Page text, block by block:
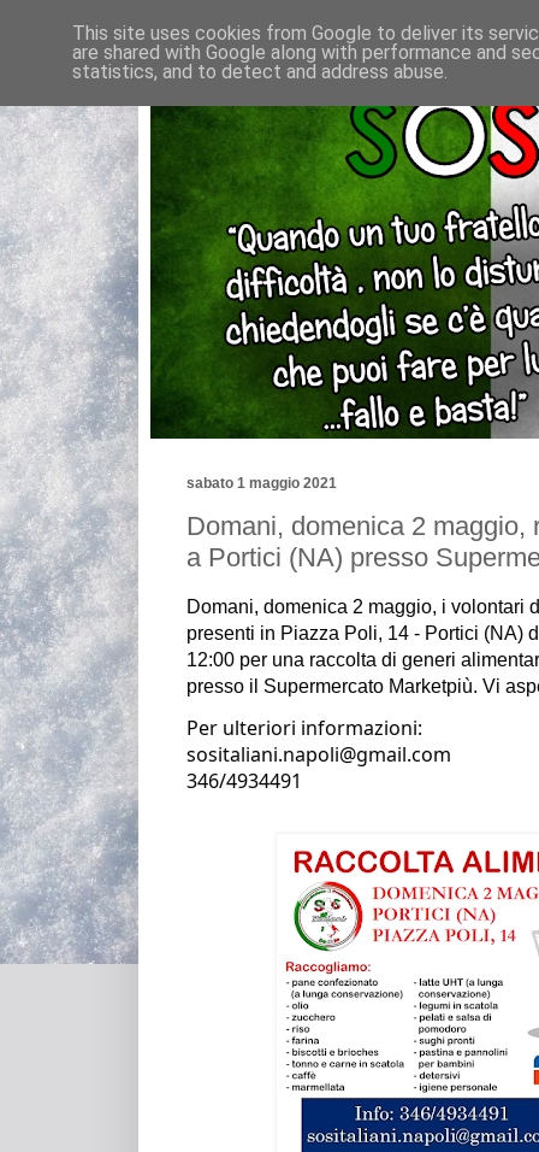
sabato 1 maggio 2021
Domani, domenica 2 maggio,
a Portici (NA) presso
Domani, domenica 2 maggio, i volontari
presenti in Piazza Poli, 14 - Portici (NA)
12:00 per una raccolta di generi
presso il Supermercato Marketpiù. Vi
Per ulteriori informazioni:
sositaliani.napoli@gmail.com
346/4934491
This site uses cookies from Google to deliver its
are shared with Google along with performance and
statistics, and to detect and address abuse.